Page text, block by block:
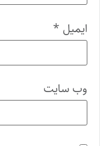
ایمیل *
وب‌ سایت